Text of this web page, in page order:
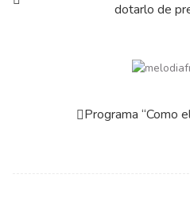
dotarlo de
Programa “Como